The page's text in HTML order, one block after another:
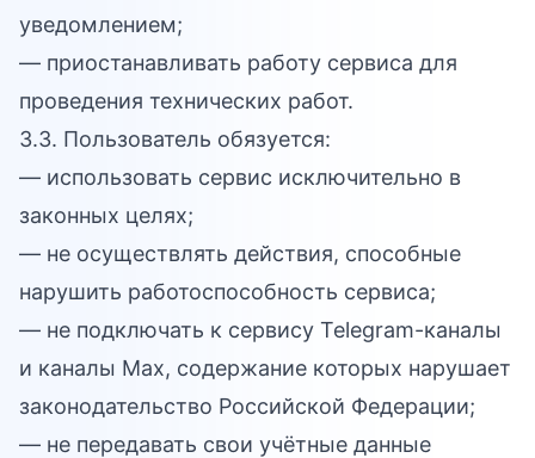
уведомлением;
— приостанавливать работу сервиса для
проведения технических работ.
3.3. Пользователь обязуется:
— использовать сервис исключительно в
законных целях;
— не осуществлять действия, способные
нарушить работоспособность сервиса;
— не подключать к сервису Telegram-каналы
и каналы Max, содержание которых нарушает
законодательство Российской Федерации;
— не передавать свои учётные данные